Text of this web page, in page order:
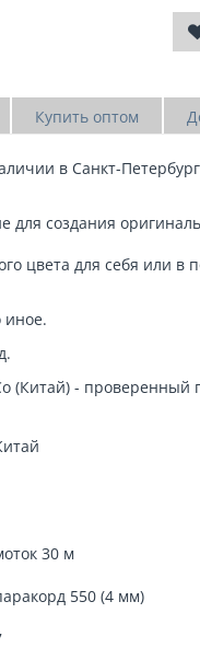
Купить оптом
в Санкт-
создания
цвета для себя или в
иное.
(Китай) - проверенный
30 м
550 (4 мм)